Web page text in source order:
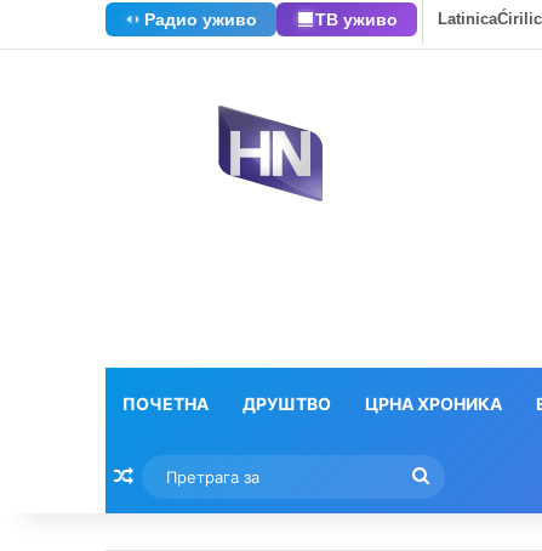
Радио уживо ТВ уживо Latinica
ПОЧЕТНА ДРУШТВО ЦРНА ХРОНИКА
Насумични текстови
за